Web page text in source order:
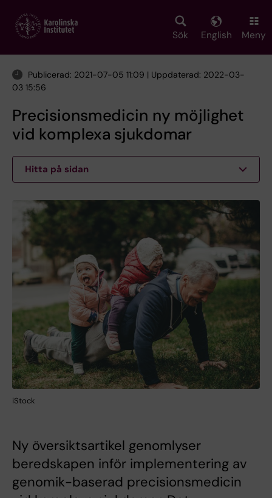
main
Sök English Meny
Publicerad: 2021-07-05 11:09 | Uppdaterad: 2022-03-
03 15:56
Precisionsmedicin ny möjlighet
vid komplexa sjukdomar
Hitta på sidan
iStock
Ny översiktsartikel genomlyser
beredskapen inför implementering av
genomik-baserad precisionsmedicin